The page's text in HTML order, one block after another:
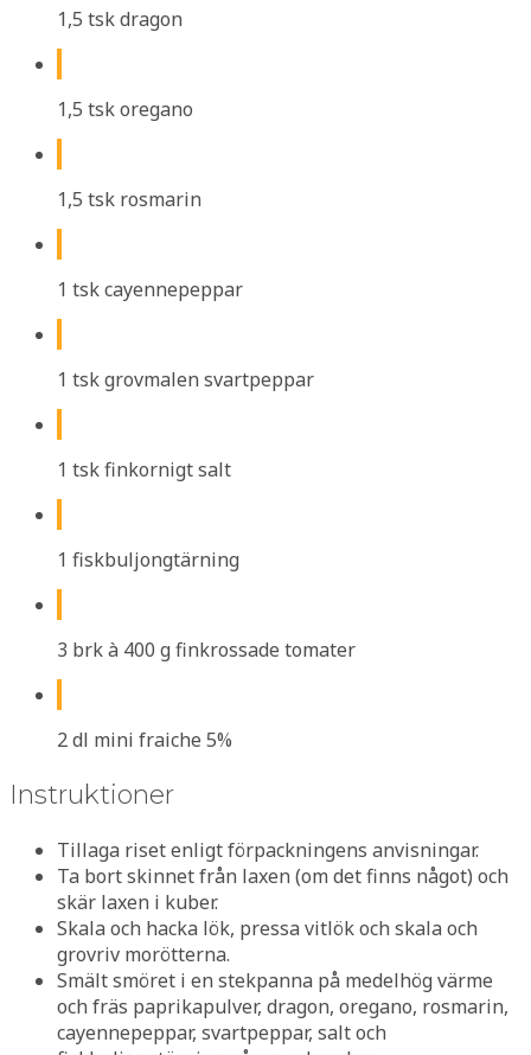
1,5 tsk dragon
1,5 tsk oregano
1,5 tsk rosmarin
1 tsk cayennepeppar
1 tsk grovmalen svartpeppar
1 tsk finkornigt salt
1 fiskbuljongtärning
3 brk à 400 g finkrossade tomater
2 dl mini fraiche 5%
Instruktioner
Tillaga riset enligt förpackningens anvisningar.
Ta bort skinnet från laxen (om det finns något) och
skär laxen i kuber.
Skala och hacka lök, pressa vitlök och skala och
grovriv morötterna.
Smält smöret i en stekpanna på medelhög värme
och fräs paprikapulver, dragon, oregano, rosmarin,
cayennepeppar, svartpeppar, salt och